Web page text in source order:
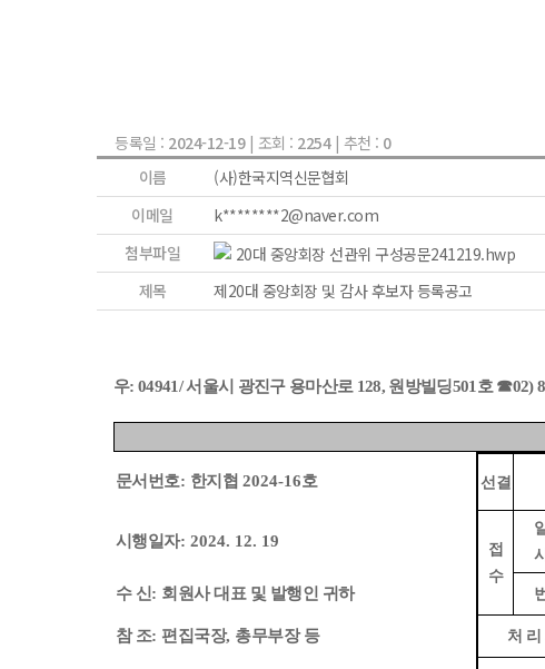
등록일 : 2024-12-19| 조회 : 2254| 추천 : 0
이름
(사)한국지역신문협회
이메일
k********2@naver.com
첨부파일
20대 중앙회장 선관위 구성공문241219.hwp
제목
제20대 중앙회장 및 감사 후보자 등록공고
우: 04941/서울시 광진구 용마산로 128, 원방빌딩501 호 ☎02)
문서번호: 한지협 2024-16호 선결
시행일자: 2024. 12. 19
접
수
수 신 : 회원사 대표 및 발행인 귀하
참 조: 편집국장, 총무부장 등 처 리